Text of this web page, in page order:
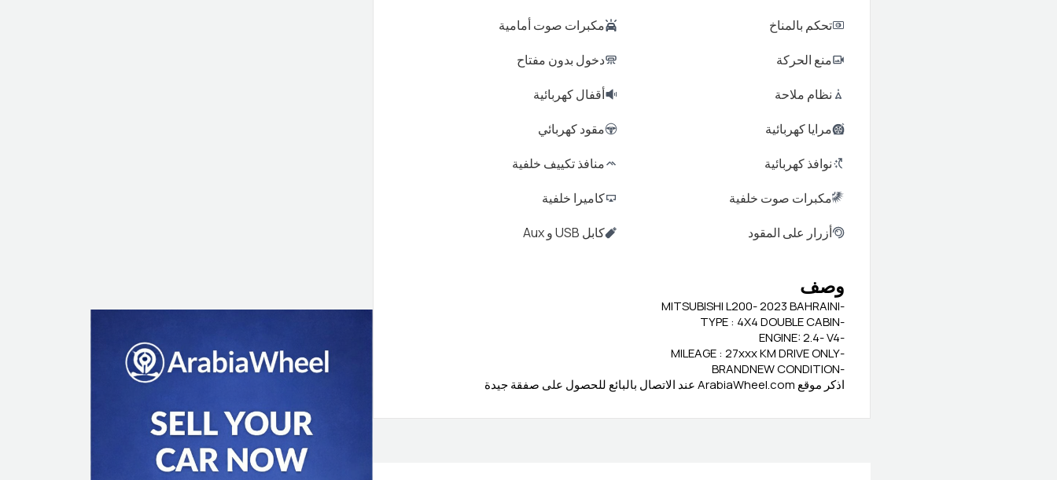
تحكم بالمناخ
مكبرات صوت أمامية
منع الحركة
دخول بدون مفتاح
نظام ملاحة
أقفال كهربائية
مرايا كهربائية
مقود كهربائي
نوافذ كهربائية
منافذ تكييف خلفية
مكبرات صوت خلفية
كاميرا خلفية
أزرار على المقود
كابل USB و Aux
وصف
-MITSUBISHI L200- 2023 BAHRAINI
-TYPE : 4X4 DOUBLE CABIN
-ENGINE: 2.4- V4
-MILEAGE : 27xxx KM DRIVE ONLY
-BRANDNEW CONDITION
اذكر موقع ArabiaWheel.com عند الاتصال بالبائع للحصول على صفقة جيدة